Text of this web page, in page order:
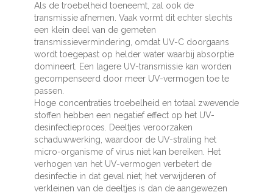
Als de troebelheid toeneemt, zal ook de
transmissie afnemen. Vaak vormt dit echter slechts
een klein deel van de gemeten
transmissievermindering, omdat UV-C doorgaans
wordt toegepast op helder water waarbij absorptie
domineert. Een lagere UV-transmissie kan worden
gecompenseerd door meer UV-vermogen toe te
passen.
Hoge concentraties troebelheid en totaal zwevende
stoffen hebben een negatief effect op het UV-
desinfectieproces. Deeltjes veroorzaken
schaduwwerking, waardoor de UV-straling het
micro-organisme of virus niet kan bereiken. Het
verhogen van het UV-vermogen verbetert de
desinfectie in dat geval niet; het verwijderen of
verkleinen van de deeltjes is dan de aangewezen